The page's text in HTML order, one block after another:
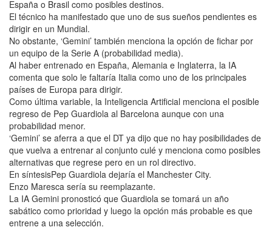
España o Brasil como posibles destinos.
El técnico ha manifestado que uno de sus sueños pendientes es
dirigir en un Mundial.
No obstante, ‘Gemini’ también menciona la opción de fichar por
un equipo de la Serie A (probabilidad media).
Al haber entrenado en España, Alemania e Inglaterra, la IA
comenta que solo le faltaría Italia como uno de los principales
países de Europa para dirigir.
Como última variable, la Inteligencia Artificial menciona el posible
regreso de Pep Guardiola al Barcelona aunque con una
probabilidad menor.
‘Gemini’ se aferra a que el DT ya dijo que no hay posibilidades de
que vuelva a entrenar al conjunto culé y menciona como posibles
alternativas que regrese pero en un rol directivo.
En síntesisPep Guardiola dejaría el Manchester City.
Enzo Maresca sería su reemplazante.
La IA Gemini pronosticó que Guardiola se tomará un año
sabático como prioridad y luego la opción más probable es que
entrene a una selección.